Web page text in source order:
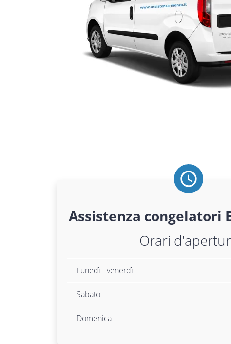
Assistenza congelatori
Orari
Lunedì - venerdì
Sabato
Domenica